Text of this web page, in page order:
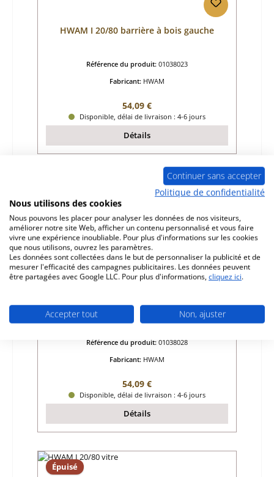
HWAM I 20/80 barrière à bois gauche
Référence du produit: 01038023
Fabricant: HWAM
Prix régulier :
54,09 €
Disponible, délai de livraison : 4-6 jours
Détails
HWAM I 20/80 barrière à bois droit
Référence du produit: 01038028
Fabricant: HWAM
Prix régulier :
54,09 €
Disponible, délai de livraison : 4-6 jours
Détails
Épuisé
Continuer sans accepter
Politique de confidentialité
Nous utilisons des cookies
Nous pouvons les placer pour analyser les données de nos visiteurs,
améliorer notre site Web, afficher un contenu personnalisé et vous faire
vivre une expérience inoubliable. Pour plus d'informations sur les cookies
que nous utilisons, ouvrez les paramètres.
Les données sont collectées dans le but de personnaliser la publicité et de
mesurer l'efficacité des campagnes publicitaires. Les données peuvent
être partagées avec Google LLC. Pour plus d'informations, cliquez ici.
Accepter tout Non, ajuster